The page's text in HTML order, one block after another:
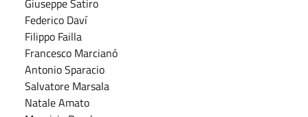
Giuseppe Satiro
Federico Daví
Filippo Failla
Francesco Marcianó
Antonio Sparacio
Salvatore Marsala
Natale Amato